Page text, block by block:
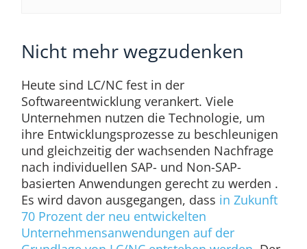
Nicht mehr wegzudenken
Heute sind LC/NC fest in der
Softwareentwicklung verankert. Viele
Unternehmen nutzen die Technologie, um
ihre Entwicklungsprozesse zu beschleunigen
und gleichzeitig der wachsenden Nachfrage
nach individuellen SAP- und Non-SAP-
basierten Anwendungen gerecht zu werden .
Es wird davon ausgegangen, dass in Zukunft
70 Prozent der neu entwickelten
Unternehmensanwendungen auf der